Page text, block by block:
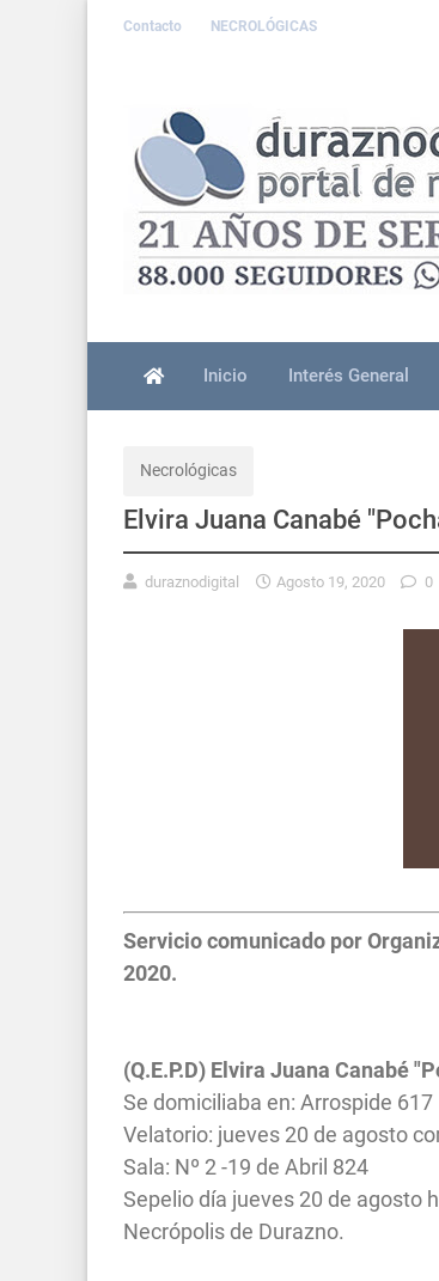
Contacto NECROLÓGICAS
Inicio Interés General
Necrológicas
Elvira Juana Canabé
duraznodigital Agosto 19, 2020 0
Servicio comunicado por
2020.
(Q.E.P.D) Elvira Juana Canabé
Se domiciliaba en: Arrospide 617
Velatorio: jueves 20 de agosto
Sala: Nº 2 -19 de Abril 824
Sepelio día jueves 20 de agosto
Necrópolis de Durazno.